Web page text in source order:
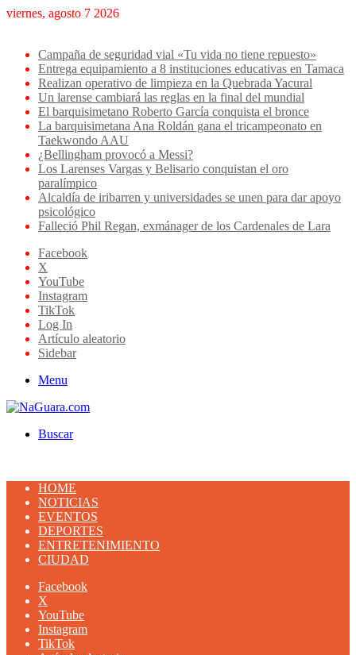
viernes, agosto 7 2026
Campaña de seguridad vial «Tu vida no tiene repuesto»
Entrega equipamiento a 8 instituciones educativas en Tamaca
Realizan operativo de limpieza en la Quebrada Yacural
Un larense cambiará las reglas en la final del mundial
El barquisimetano Roberto García conquista el bronce
La barquisimetana Ana Roldán gana el tricampeonato en
Taekwondo AAU
¿Bellingham provocó a Messi?
Los Larenses Vargas y Belisario conquistan el oro
paralímpico
Alcaldía de iribarren y universidades se unen para dar apoyo
psicológico
Falleció Phil Regan, exmánager de los Cardenales de Lara
Facebook
X
YouTube
Instagram
TikTok
Log In
Artículo aleatorio
Sidebar
Menu
Buscar
HOME
NOTICIAS
EVENTOS
DEPORTES
ENTRETENIMIENTO
CIUDAD
Facebook
X
YouTube
Instagram
TikTok